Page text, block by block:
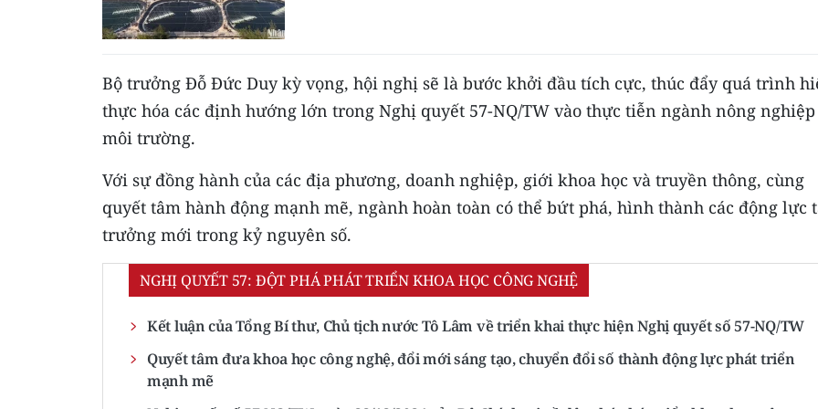
Bộ trưởng Đỗ Đức Duy kỳ vọng, hội nghị sẽ là bước khởi đầu tích cực, thúc đẩy quá trình
thực hóa các định hướng lớn trong Nghị quyết 57-NQ/TW vào thực tiễn ngành nông
môi trường.
Với sự đồng hành của các địa phương, doanh nghiệp, giới khoa học và truyền thông, cùng
quyết tâm hành động mạnh mẽ, ngành hoàn toàn có thể bứt phá, hình thành các động lực
trưởng mới trong kỷ nguyên số.
NGHỊ QUYẾT 57: ĐỘT PHÁ PHÁT TRIỂN KHOA HỌC CÔNG NGHỆ
Kết luận của Tổng Bí thư, Chủ tịch nước Tô Lâm về triển khai thực hiện Nghị quyết số 57-NQ/TW
Quyết tâm đưa khoa học công nghệ, đổi mới sáng tạo, chuyển đổi số thành động lực phát triển
mạnh mẽ